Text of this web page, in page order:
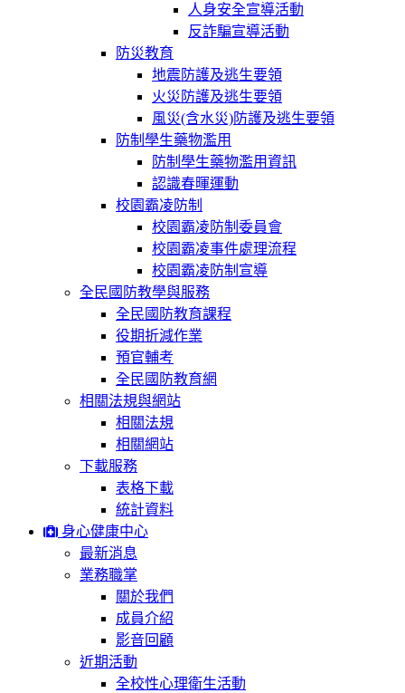
人身安全宣導活動
反詐騙宣導活動
防災教育
地震防護及逃生要領
火災防護及逃生要領
風災(含水災)防護及逃生要領
防制學生藥物濫用
防制學生藥物濫用資訊
認識春暉運動
校園霸凌防制
校園霸凌防制委員會
校園霸凌事件處理流程
校園霸凌防制宣導
全民國防教學與服務
全民國防教育課程
役期折減作業
預官輔考
全民國防教育網
相關法規與網站
相關法規
相關網站
下載服務
表格下載
統計資料
身心健康中心
最新消息
業務職掌
關於我們
成員介紹
影音回顧
近期活動
全校性心理衛生活動